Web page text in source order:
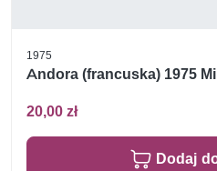
1975
Andora (francuska) 1975
20,00 zł
Dodaj